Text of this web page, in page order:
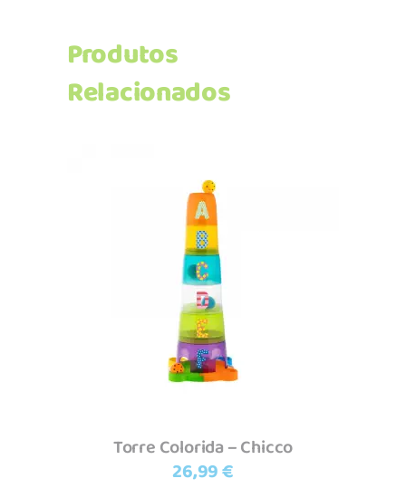
Produtos
Relacionados
Adicionar
Torre Colorida – Chicco
26,99€